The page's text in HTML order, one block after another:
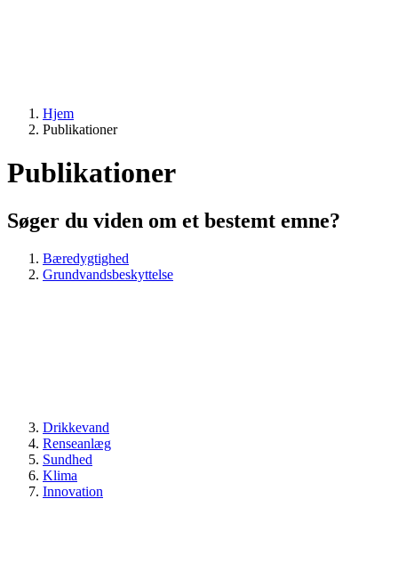
Hjem
Publikationer
Publikationer
Søger du viden om et bestemt emne?
Bæredygtighed
Grundvandsbeskyttelse
Drikkevand
Renseanlæg
Sundhed
Klima
Innovation